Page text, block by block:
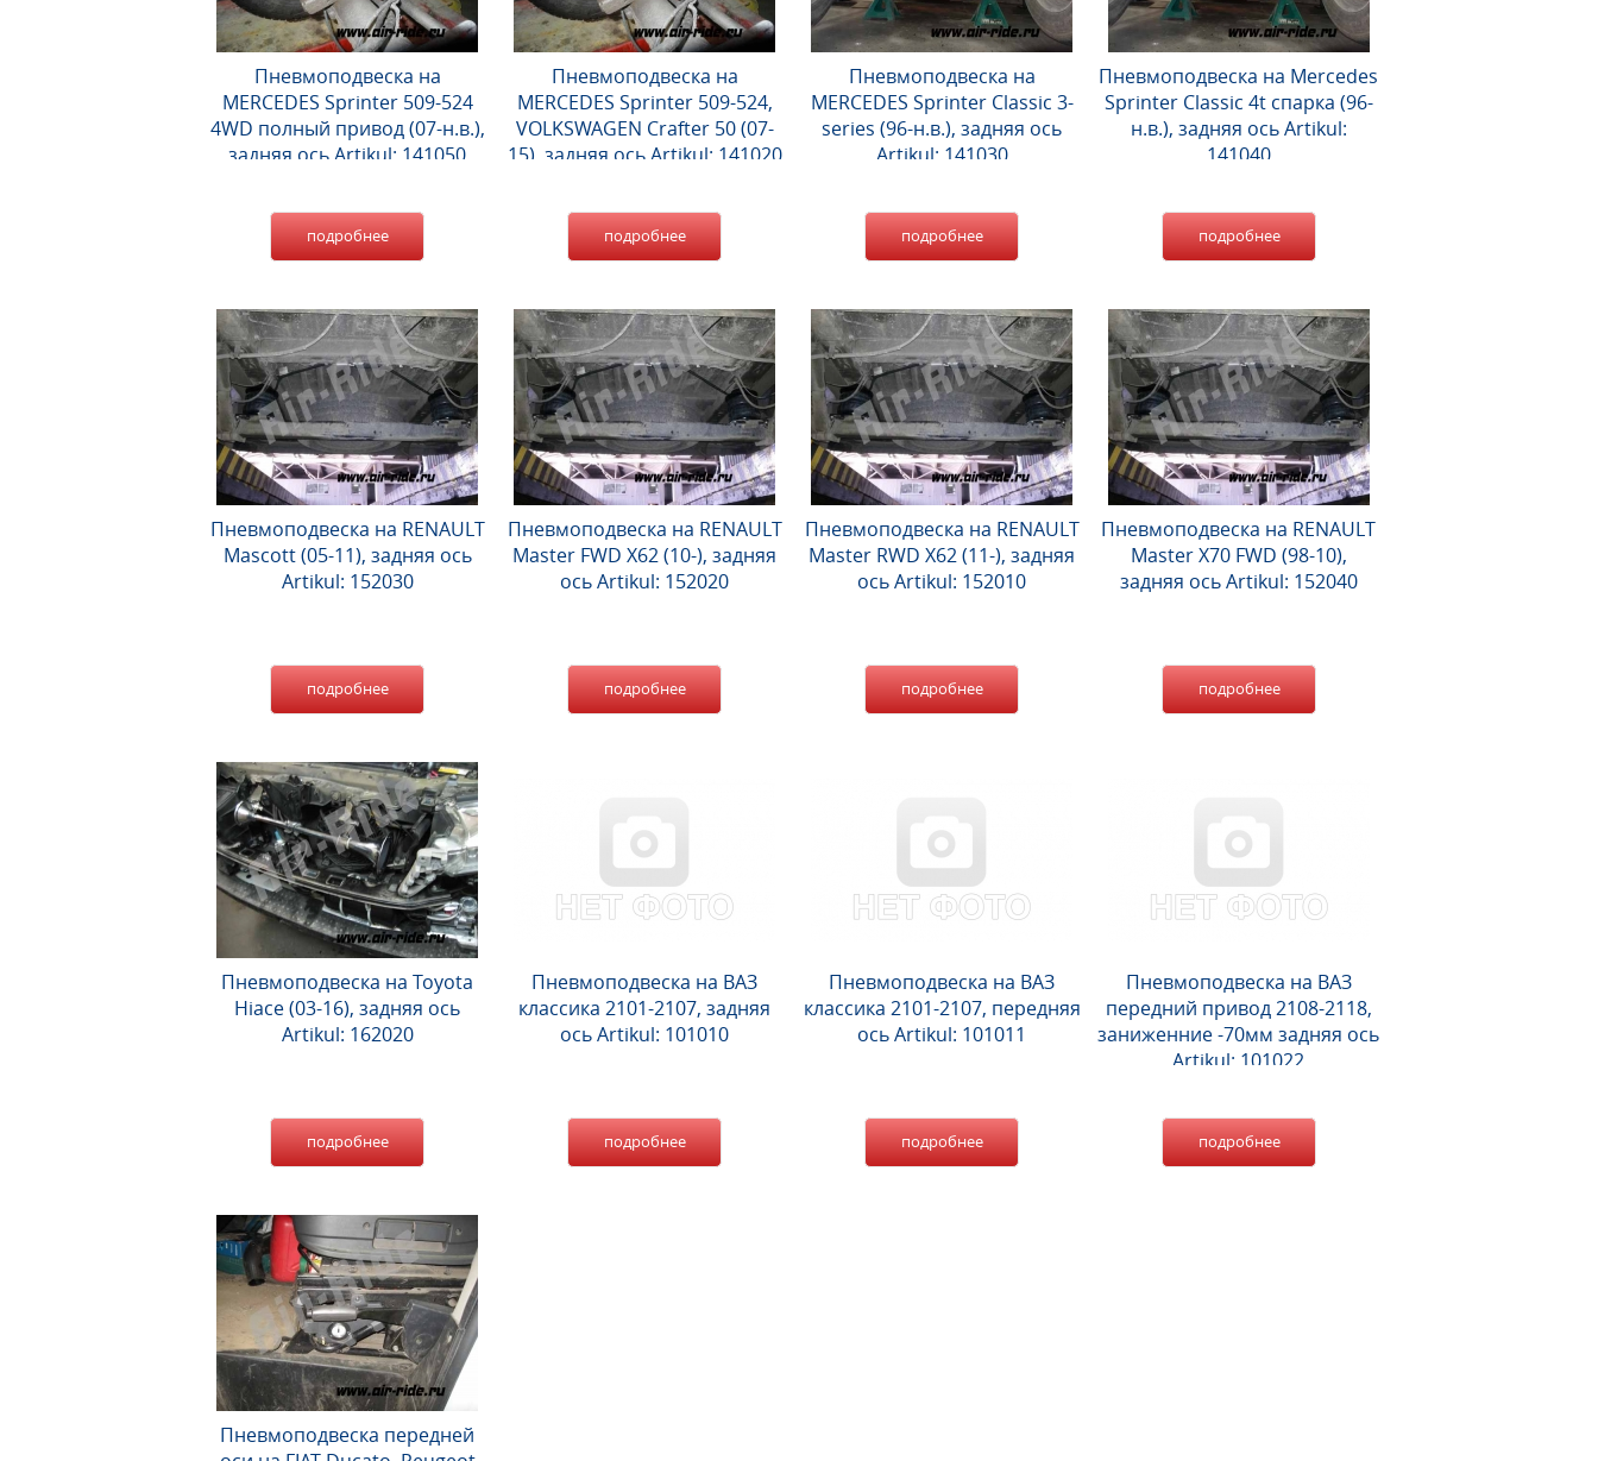
Пневмоподвеска на
MERCEDES Sprinter 509-524
4WD полный привод (07-н.в.),
задняя ось Artikul: 141050
подробнее
Пневмоподвеска на
MERCEDES Sprinter 509-524,
VOLKSWAGEN Crafter 50 (07-
15), задняя ось Artikul: 141020
подробнее
Пневмоподвеска на
MERCEDES Sprinter Classic 3-
series (96-н.в.), задняя ось
Artikul: 141030
подробнее
Пневмоподвеска на Mercedes
Sprinter Classic 4t спарка (96-
н.в.), задняя ось Artikul:
141040
подробнее
Пневмоподвеска на RENAULT
Mascott (05-11), задняя ось
Artikul: 152030
подробнее
Пневмоподвеска на RENAULT
Master FWD X62 (10-), задняя
ось Artikul: 152020
подробнее
Пневмоподвеска на RENAULT
Master RWD X62 (11-), задняя
ось Artikul: 152010
подробнее
Пневмоподвеска на RENAULT
Master X70 FWD (98-10),
задняя ось Artikul: 152040
подробнее
Пневмоподвеска на Toyota
Hiace (03-16), задняя ось
Artikul: 162020
подробнее
Пневмоподвеска на ВАЗ
классика 2101-2107, задняя
ось Artikul: 101010
подробнее
Пневмоподвеска на ВАЗ
классика 2101-2107, передняя
ось Artikul: 101011
подробнее
Пневмоподвеска на ВАЗ
передний привод 2108-2118,
заниженние -70мм задняя ось
Artikul: 101022
подробнее
Пневмоподвеска передней